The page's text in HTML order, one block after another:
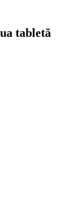
tabletă